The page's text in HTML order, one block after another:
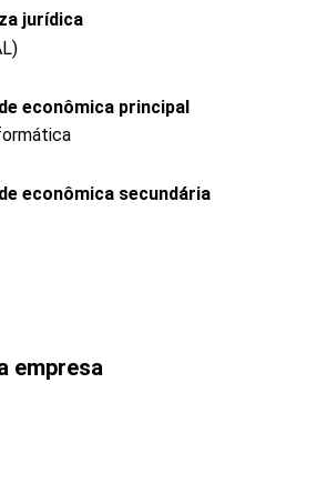
jurídica
econômica principal
econômica secundária
empresa